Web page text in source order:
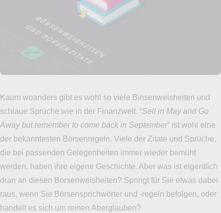
Kaum woanders gibt es wohl so viele Binsenweisheiten und
schlaue Sprüche wie in der Finanzwelt. “Sell in May and Go
Away but remember to come back in September” ist wohl eine
der bekanntesten Börsenregeln. Viele der Zitate und Sprüche,
die bei passenden Gelegenheiten immer wieder bemüht
werden, haben ihre eigene Geschichte. Aber was ist eigentlich
dran an diesen Börsenweisheiten? Springt für Sie etwas dabei
raus, wenn Sie Börsensprichwörter und -regeln befolgen, oder
handelt es sich um reinen Aberglauben?